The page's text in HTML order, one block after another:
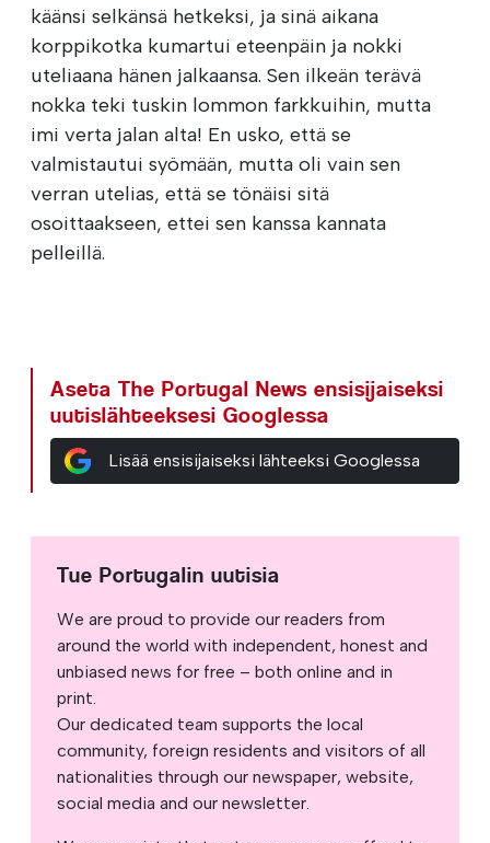
käänsi selkänsä hetkeksi, ja sinä aikana
korppikotka kumartui eteenpäin ja nokki
uteliaana hänen jalkaansa. Sen ilkeän terävä
nokka teki tuskin lommon farkkuihin, mutta
imi verta jalan alta! En usko, että se
valmistautui syömään, mutta oli vain sen
verran utelias, että se tönäisi sitä
osoittaakseen, ettei sen kanssa kannata
pelleillä.
Aseta The Portugal News ensisijaiseksi
uutislähteeksesi Googlessa
Lisää ensisijaiseksi lähteeksi Googlessa
Tue Portugalin uutisia
We are proud to provide our readers from
around the world with independent, honest and
unbiased news for free – both online and in
print.
Our dedicated team supports the local
community, foreign residents and visitors of all
nationalities through our newspaper, website,
social media and our newsletter.